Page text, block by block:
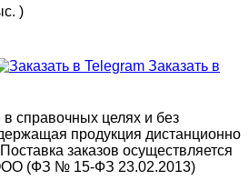
)
Заказать в
справочных целях и без
продукция дистанционно
заказов осуществляется
(ФЗ № 15-ФЗ 23.02.2013)